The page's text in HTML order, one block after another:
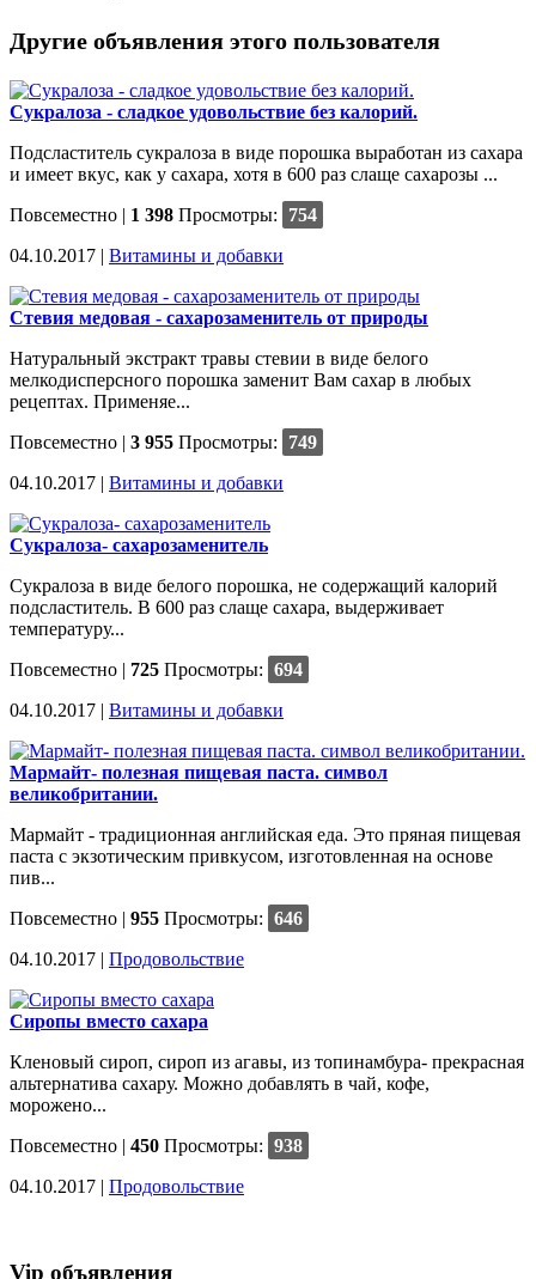
Другие объявления этого пользователя
Сукралоза - сладкое удовольствие без калорий.
Подсластитель сукралоза в виде порошка выработан из сахара
и имеет вкус, как у сахара, хотя в 600 раз слаще сахарозы ...
Повсеместно | 1 398 Просмотры:
754
04.10.2017 | Витамины и добавки
Стевия медовая - сахарозаменитель от природы
Натуральный экстракт травы стевии в виде белого
мелкодисперсного порошка заменит Вам сахар в любых
рецептах. Применяе...
Повсеместно | 3 955 Просмотры:
749
04.10.2017 | Витамины и добавки
Сукралоза- сахарозаменитель
Сукралоза в виде белого порошка, не содержащий калорий
подсластитель. В 600 раз слаще сахара, выдерживает
температуру...
Повсеместно | 725 Просмотры: 694
04.10.2017 | Витамины и добавки
Мармайт- полезная пищевая паста. символ
великобритании.
Мармайт - традиционная английская еда. Это пряная пищевая
паста с экзотическим привкусом, изготовленная на основе
пив...
Повсеместно | 955 Просмотры: 646
04.10.2017 | Продовольствие
Сиропы вместо сахара
Кленовый сироп, сироп из агавы, из топинамбура- прекрасная
альтернатива сахару. Можно добавлять в чай, кофе,
морожено...
Повсеместно | 450 Просмотры: 938
04.10.2017 | Продовольствие
Vip объявления